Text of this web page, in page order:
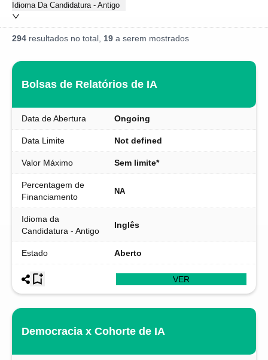
Idioma Da Candidatura - Antigo
294 resultados no total, 19 a serem mostrados
Bolsas de Relatórios de IA
Data de Abertura Ongoing
Data Limite Not defined
Valor Máximo Sem limite*
Percentagem de
Financiamento
NA
Idioma da
Candidatura - Antigo
Inglês
Estado Aberto
VER
Democracia x Cohorte de IA